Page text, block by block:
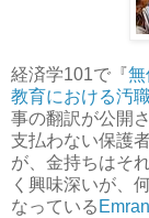
経済学101で『無
教育における汚
事の翻訳が公開
支払わない保護
が、金持ちはそ
く興味深いが、
なっている